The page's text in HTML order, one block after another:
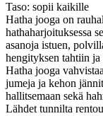
Taso: sopii kaikille
Hatha jooga on
hathaharjoituksessa
asanoja istuen,
hengityksen tahtiin
Hatha jooga
jumeja ja kehon
hallitsemaan sekä
Lähdet tunnilta